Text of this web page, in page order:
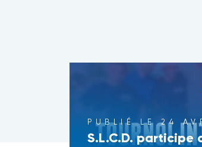
PUBLIÉ LE 24
S.L.C.D. participe